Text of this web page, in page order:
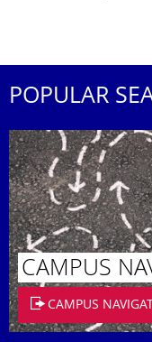
POPULAR
CAMPUS
CAMPUS